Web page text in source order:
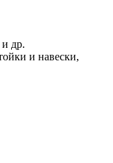
др.
и навески,